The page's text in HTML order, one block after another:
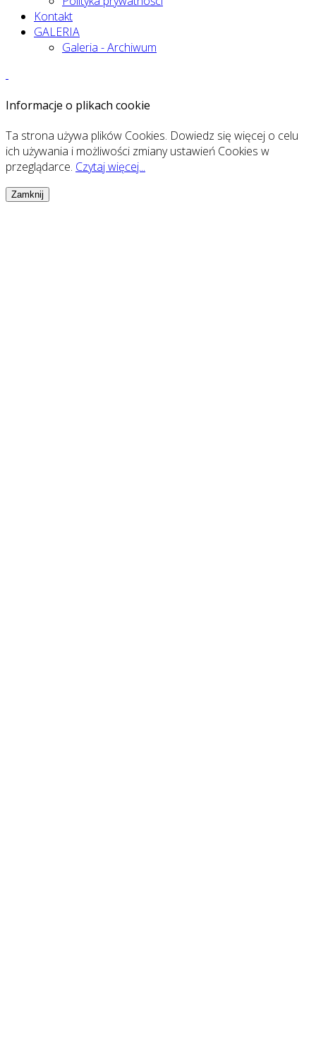
Kontakt
GALERIA
Galeria - Archiwum
Informacje o plikach cookie
Ta strona używa plików Cookies. Dowiedz się więcej o celu
ich używania i możliwości zmiany ustawień Cookies w
przeglądarce. Czytaj więcej...